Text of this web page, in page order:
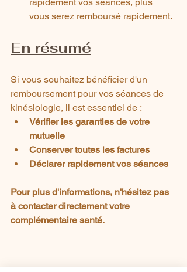
vous serez remboursé rapidement.
En résumé
Si vous souhaitez bénéficier d'un
remboursement pour vos séances de
kinésiologie, il est essentiel de :
Vérifier les garanties de votre
mutuelle
Conserver toutes les factures
Déclarer rapidement vos séances
Pour plus d'informations, n'hésitez pas
à contacter directement votre
complémentaire santé.